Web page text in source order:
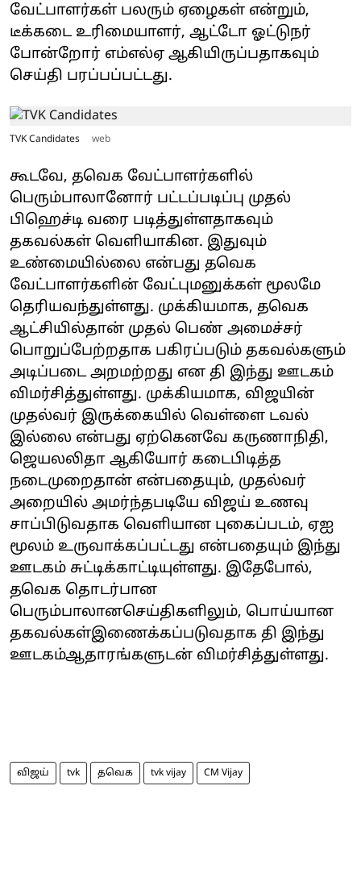
வேட்பாளர்கள் பலரும் ஏழைகள் என்றும்,
டீக்கடை உரிமையாளர், ஆட்டோ ஓட்டுநர்
போன்றோர் எம்எல்ஏ ஆகியிருப்பதாகவும்
செய்தி பரப்பப்பட்டது.
TVK Candidates web
கூடவே, தவெக வேட்பாளர்களில்
பெரும்பாலானோர் பட்டப்படிப்பு முதல்
பிஹெச்டி வரை படித்துள்ளதாகவும்
தகவல்கள் வெளியாகின. இதுவும்
உண்மையில்லை என்பது தவெக
வேட்பாளர்களின் வேட்புமனுக்கள் மூலமே
தெரியவந்துள்ளது. முக்கியமாக, தவெக
ஆட்சியில்தான் முதல் பெண் அமைச்சர்
பொறுப்பேற்றதாக பகிரப்படும் தகவல்களும்
அடிப்படை அறமற்றது என தி இந்து ஊடகம்
விமர்சித்துள்ளது. முக்கியமாக, விஜயின்
முதல்வர் இருக்கையில் வெள்ளை டவல்
இல்லை என்பது ஏற்கெனவே கருணாநிதி,
ஜெயலலிதா ஆகியோர் கடைபிடித்த
நடைமுறைதான் என்பதையும், முதல்வர்
அறையில் அமர்ந்தபடியே விஜய் உணவு
சாப்பிடுவதாக வெளியான புகைப்படம், ஏஐ
மூலம் உருவாக்கப்பட்டது என்பதையும் இந்து
ஊடகம் சுட்டிக்காட்டியுள்ளது. இதேபோல்,
தவெக தொடர்பான
பெரும்பாலானசெய்திகளிலும், பொய்யான
தகவல்கள்இணைக்கப்படுவதாக தி இந்து
ஊடகம்ஆதாரங்களுடன் விமர்சித்துள்ளது.
விஜய் tvk தவெக tvk vijay CM Vijay